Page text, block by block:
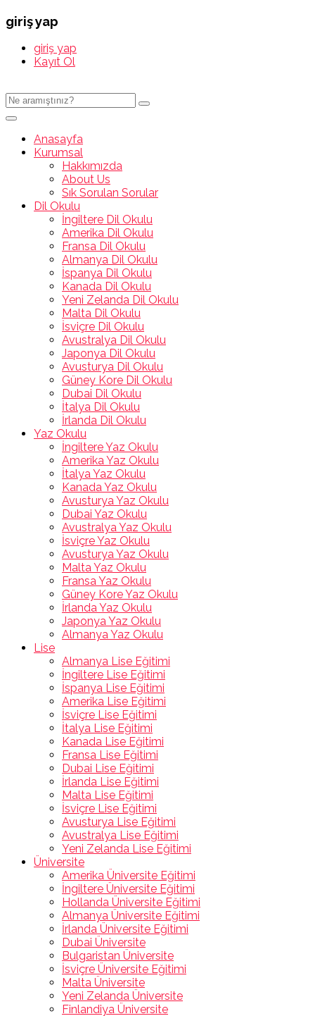
giriş yap
giriş yap
Kayıt Ol
Anasayfa
Kurumsal
Hakkımızda
About Us
Sık Sorulan Sorular
Dil Okulu
İngiltere Dil Okulu
Amerika Dil Okulu
Fransa Dil Okulu
Almanya Dil Okulu
İspanya Dil Okulu
Kanada Dil Okulu
Yeni Zelanda Dil Okulu
Malta Dil Okulu
İsviçre Dil Okulu
Avustralya Dil Okulu
Japonya Dil Okulu
Avusturya Dil Okulu
Güney Kore Dil Okulu
Dubai Dil Okulu
İtalya Dil Okulu
İrlanda Dil Okulu
Yaz Okulu
İngiltere Yaz Okulu
Amerika Yaz Okulu
İtalya Yaz Okulu
Kanada Yaz Okulu
Avusturya Yaz Okulu
Dubai Yaz Okulu
Avustralya Yaz Okulu
İsviçre Yaz Okulu
Avusturya Yaz Okulu
Malta Yaz Okulu
Fransa Yaz Okulu
Güney Kore Yaz Okulu
İrlanda Yaz Okulu
Japonya Yaz Okulu
Almanya Yaz Okulu
Lise
Almanya Lise Eğitimi
İngiltere Lise Eğitimi
İspanya Lise Eğitimi
Amerika Lise Eğitimi
İsviçre Lise Eğitimi
İtalya Lise Eğitimi
Kanada Lise Eğitimi
Fransa Lise Eğitimi
Dubai Lise Eğitimi
İrlanda Lise Eğitimi
Malta Lise Eğitimi
İsviçre Lise Eğitimi
Avusturya Lise Eğitimi
Avustralya Lise Eğitimi
Yeni Zelanda Lise Eğitimi
Üniversite
Amerika Üniversite Eğitimi
İngiltere Üniversite Eğitimi
Hollanda Üniversite Eğitimi
Almanya Üniversite Eğitimi
İrlanda Üniversite Eğitimi
Dubai Üniversite
Bulgaristan Üniversite
İsviçre Üniversite Eğitimi
Malta Üniversite
Yeni Zelanda Üniversite
Finlandiya Üniversite